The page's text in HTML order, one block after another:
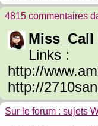
4815 commentaires
Miss_Call
Links :
http://
http://
Sur le forum : sujets